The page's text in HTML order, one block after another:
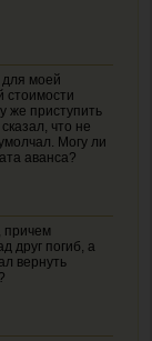
для моей
стоимости
же приступить
что не
Могу ли
аванса?
причем
друг погиб, а
вернуть